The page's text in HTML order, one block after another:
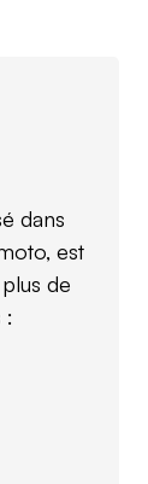
dans
est
de
: